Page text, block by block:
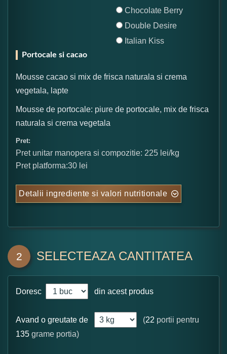
Chocolate Berry
Double Desire
Italian Kiss
Portocale si cacao
Mousse cacao si mix de frisca naturala si crema
vegetala, lapte
Mousse de portocale: piure de portocale, mix de frisca
naturala si crema vegetala
Pret:
Pret unitar manopera si compozitie: 225 lei/kg
Pret platforma:30 lei
Detalii ingrediente si valori nutritionale
2 SELECTEAZA CANTITATEA
Doresc din acest produs
Avand o greutate de (22 portii pentru
135 grame portia)